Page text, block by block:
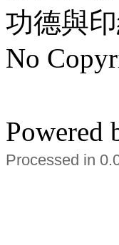
功德與印
No
Powered
Processed in